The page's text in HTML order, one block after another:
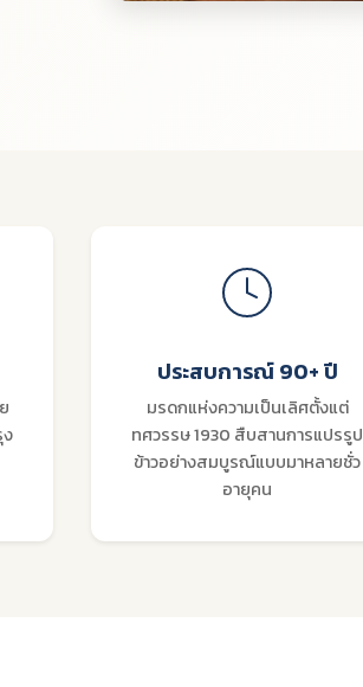
ประสบการณ์ 90+ ปี
มรดกแห่งความเป็นเลิศตั้งแต่
ทศวรรษ 1930 สืบสานการแปรรูป
ข้าวอย่างสมบูรณ์แบบมาหลายชั่ว
อายุคน